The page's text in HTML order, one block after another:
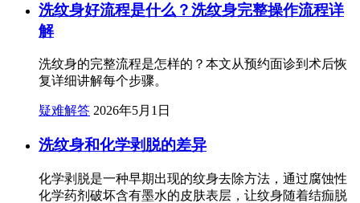
洗纹身好流程是什么？洗纹身完整操作流程详
解
洗纹身的完整流程是怎样的？本文从预约面诊到术后恢
复详细讲解每个步骤。
疑难解答 2026年5月1日
洗纹身和化学剥脱的差异
化学剥脱是一种早期出现的纹身去除方法，通过腐蚀性
化学药剂破坏含有墨水的皮肤表层，让纹身随着结痂脱